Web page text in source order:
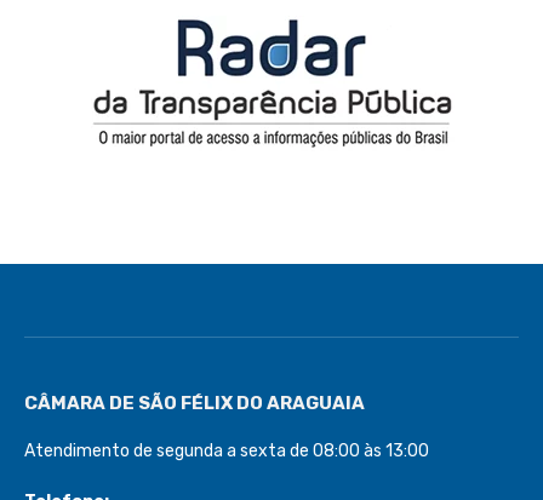
CÂMARA DE SÃO FÉLIX DO ARAGUAIA
Atendimento de segunda a sexta de 08:00 às 13:00